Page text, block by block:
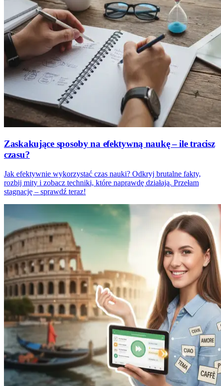
Zaskakujące sposoby na efektywną naukę – ile tracisz
czasu?
Jak efektywnie wykorzystać czas nauki? Odkryj brutalne fakty,
rozbij mity i zobacz techniki, które naprawdę działają. Przełam
stagnację – sprawdź teraz!